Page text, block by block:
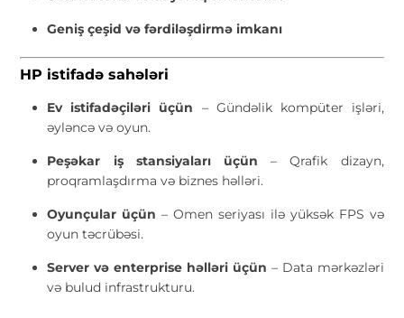
Geniş çeşid və fərdiləşdirmə imkanı
HP istifadə sahələri
Ev istifadəçiləri üçün – Gündəlik kompüter işləri,
əyləncə və oyun.
Peşəkar iş stansiyaları üçün – Qrafik dizayn,
proqramlaşdırma və biznes həlləri.
Oyunçular üçün – Omen seriyası ilə yüksək FPS və
oyun təcrübəsi.
Server və enterprise həlləri üçün – Data mərkəzləri
və bulud infrastrukturu.